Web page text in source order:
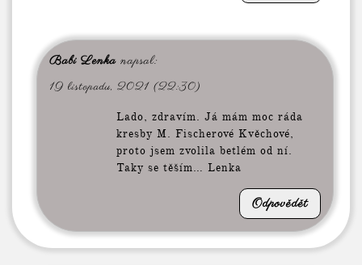
Babi Lenka napsal:
19 listopadu, 2021 (22:30)
Lado, zdravím. Já mám moc ráda
kresby M. Fischerové Kvěchové,
proto jsem zvolila betlém od ní.
Taky se těším… Lenka
Odpovědět